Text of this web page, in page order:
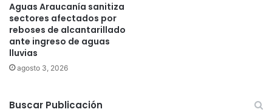
Aguas Araucanía sanitiza
sectores afectados por
reboses de alcantarillado
ante ingreso de aguas
lluvias
agosto 3, 2026
Buscar Publicación